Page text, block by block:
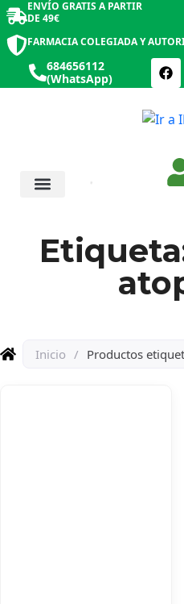
ENVÍO GRATIS A PARTIR
DE 49€
FARMACIA COLEGIADA Y
684656112
(WhatsApp)
Inicio / Productos